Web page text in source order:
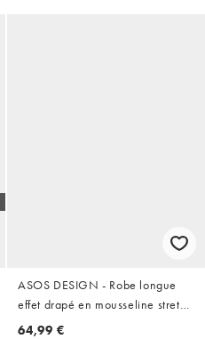
ASOS DESIGN - Robe longue
effet drapé en mousseline stretch
à imprimé fleuri - Rose
64,99 €